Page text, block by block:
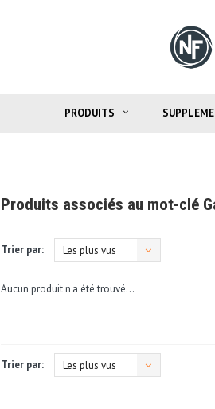
PRODUITS
Produits associés au mot-clé
Trier par: Les plus vus
Aucun produit n'a été trouvé...
Trier par: Les plus vus